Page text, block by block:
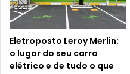
Eletroposto Leroy Merlin:
o lugar do seu carro
elétrico e de tudo o que